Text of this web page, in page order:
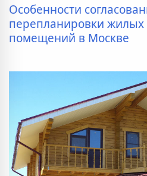
Особенности
перепланировки
помещений в Москве